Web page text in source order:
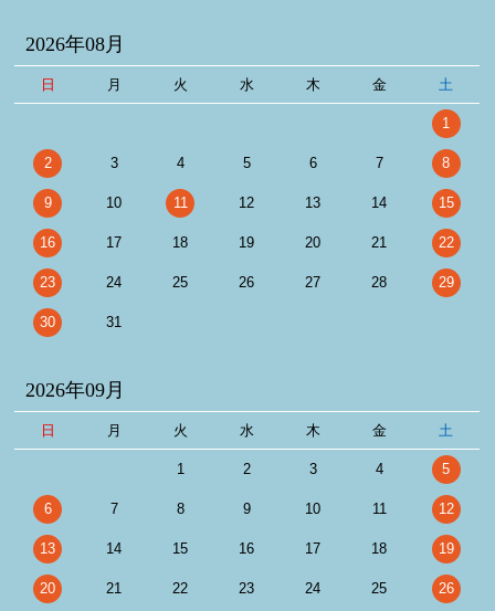
2026年08月
日 月 火 水 木 金 土
1
2 3 4 5 6 7 8
9 10 11 12 13 14 15
16 17 18 19 20 21 22
23 24 25 26 27 28 29
30 31
2026年09月
日 月 火 水 木 金 土
1 2 3 4 5
6 7 8 9 10 11 12
13 14 15 16 17 18 19
20 21 22 23 24 25 26